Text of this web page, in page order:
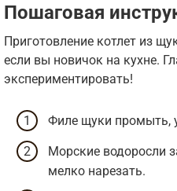
Пошаговая
Приготовление котлет из
если вы новичок на кухне.
экспериментировать!
Филе щуки промыть,
Морские водоросли
мелко нарезать.